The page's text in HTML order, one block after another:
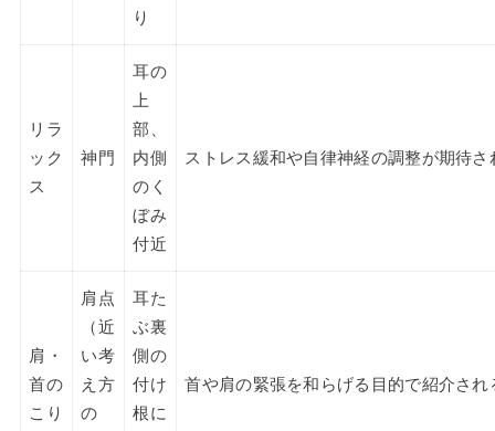
り
リラ
ック
ス
神門
耳の
上
部、
内側
のく
ぼみ
付近
ストレス緩和や自律神経の調整が期待
肩・
首の
こり
肩点
（近
い考
え方
の
耳た
ぶ裏
側の
付け
根に
首や肩の緊張を和らげる目的で紹介さ